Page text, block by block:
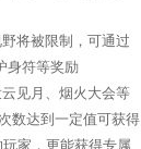
将被限制，可通过
身符等奖励
见月、烟火大会等
数达到一定值可获得
家，更能获得专属